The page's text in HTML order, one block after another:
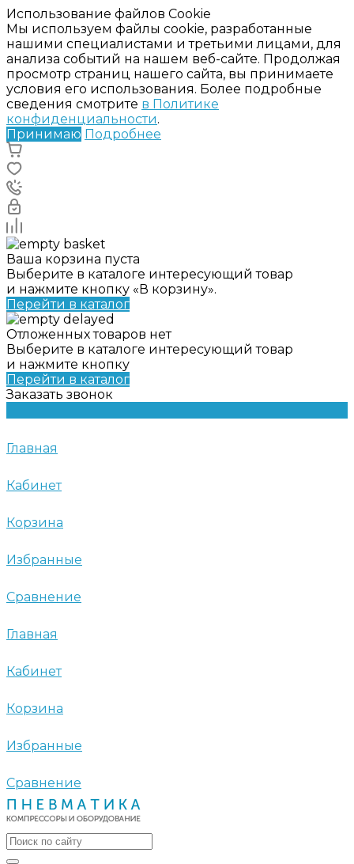
Использование файлов Cookie
Мы используем файлы cookie, разработанные
нашими специалистами и третьими лицами, для
анализа событий на нашем веб-сайте. Продолжая
просмотр страниц нашего сайта, вы принимаете
условия его использования. Более подробные
сведения смотрите в Политике
конфиденциальности.
Принимаю Подробнее
Ваша корзина пуста
Выберите в каталоге интересующий товар
и нажмите кнопку «В корзину».
Перейти в каталог
Отложенных товаров нет
Выберите в каталоге интересующий товар
и нажмите кнопку
Перейти в каталог
Заказать звонок
Главная
Кабинет
Корзина
Избранные
Сравнение
Главная
Кабинет
Корзина
Избранные
Сравнение